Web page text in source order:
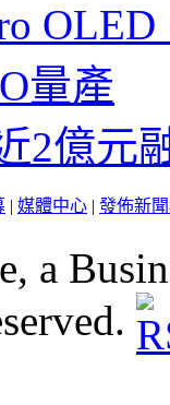
量產
2億元
| 媒體中心 | 發佈新
a